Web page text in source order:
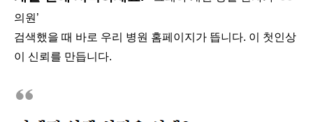
의원’
검색했을 때 바로 우리 병원 홈페이지가 뜹니다. 이 첫인상
이 신뢰를 만듭니다.